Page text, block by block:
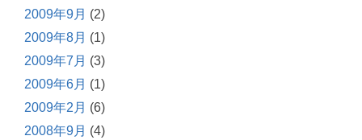
2009年9月 (2)
2009年8月 (1)
2009年7月 (3)
2009年6月 (1)
2009年2月 (6)
2008年9月 (4)